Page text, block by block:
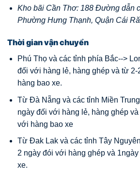
Kho bãi Cần Thơ: 188 Đường dẫn
Phường Hưng Thạnh, Quận Cái
Thời gian vận chuyển
Phú Thọ và các tỉnh phía Bắc-->
đối với hàng lẻ, hàng ghép và từ
hàng bao xe.
Từ Đà Nẵng và các tỉnh Miền
ngày đối với hàng lẻ, hàng ghép
với hàng bao xe
Từ Đak Lak và các tỉnh Tây
2 ngày đói với hàng ghép và
xe.